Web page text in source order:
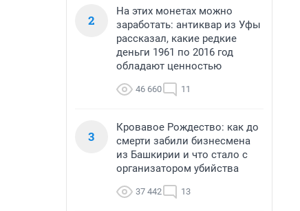
2
На этих монетах можно
заработать: антиквар из Уфы
рассказал, какие редкие
деньги 1961 по 2016 год
обладают ценностью
46 660 11
3
Кровавое Рождество: как до
смерти забили бизнесмена
из Башкирии и что стало с
организатором убийства
37 442 13